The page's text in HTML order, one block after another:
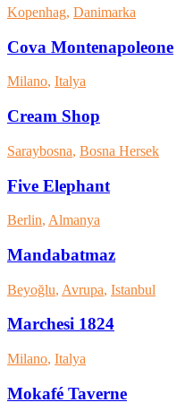
Kopenhag, Danimarka
Cova Montenapoleone
Milano, Italya
Cream Shop
Saraybosna, Bosna Hersek
Five Elephant
Berlin, Almanya
Mandabatmaz
Beyoğlu, Avrupa, Istanbul
Marchesi 1824
Milano, Italya
Mokafé Taverne